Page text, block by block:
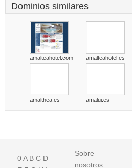
Dominios similares
amalteahotel.com amalteahotel.es
amalthea.es amalui.es
0A B C D
Sobre
nosotros